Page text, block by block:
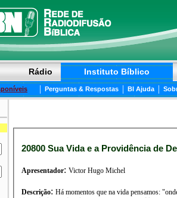
Rádio Instituto Bíblico
| Perguntas & Respostas | BI Ajuda |
20800 Sua Vida e a Providência de
Apresentador: Victor Hugo Michel
Descrição: Há momentos que na vida pensamos: "onde está Deus nisso tudo?" As dificuldades,